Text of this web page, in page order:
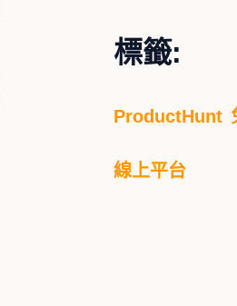
標籤:
ProductHunt
線上平台